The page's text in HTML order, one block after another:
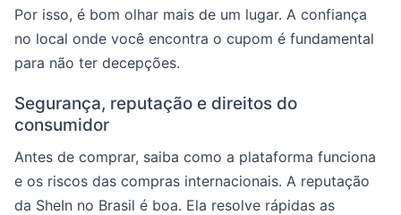
Por isso, é bom olhar mais de um lugar. A confiança
no local onde você encontra o cupom é fundamental
para não ter decepções.
Segurança, reputação e direitos do
consumidor
Antes de comprar, saiba como a plataforma funciona
e os riscos das compras internacionais. A reputação
da SheIn no Brasil é boa. Ela resolve rápidas as